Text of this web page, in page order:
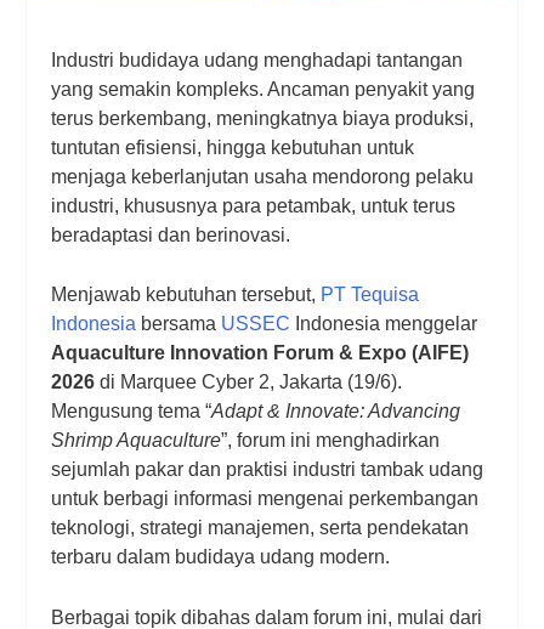
Industri budidaya udang menghadapi tantangan
yang semakin kompleks. Ancaman penyakit yang
terus berkembang, meningkatnya biaya produksi,
tuntutan efisiensi, hingga kebutuhan untuk
menjaga keberlanjutan usaha mendorong pelaku
industri, khususnya para petambak, untuk terus
beradaptasi dan berinovasi.
Menjawab kebutuhan tersebut, PT Tequisa
Indonesia bersama USSEC Indonesia menggelar
Aquaculture Innovation Forum & Expo (AIFE)
2026 di Marquee Cyber 2, Jakarta (19/6).
Mengusung tema “Adapt & Innovate: Advancing
Shrimp Aquaculture”, forum ini menghadirkan
sejumlah pakar dan praktisi industri tambak udang
untuk berbagi informasi mengenai perkembangan
teknologi, strategi manajemen, serta pendekatan
terbaru dalam budidaya udang modern.
Berbagai topik dibahas dalam forum ini, mulai dari